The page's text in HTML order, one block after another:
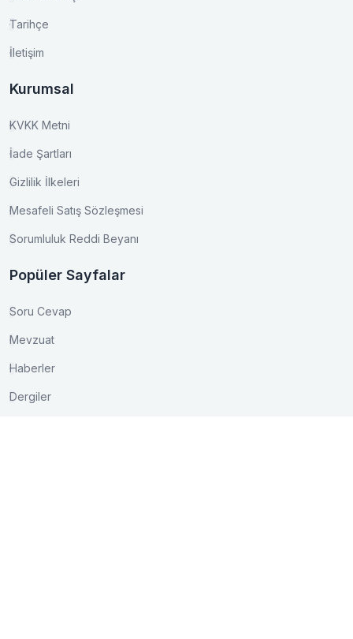
Tarihçe
İletişim
Kurumsal
KVKK Metni
İade Şartları
Gizlilik İlkeleri
Mesafeli Satış Sözleşmesi
Sorumluluk Reddi Beyanı
Popüler Sayfalar
Soru Cevap
Mevzuat
Haberler
Dergiler